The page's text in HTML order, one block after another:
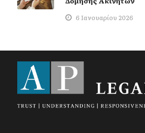
6 Ιανουαρίου 2026